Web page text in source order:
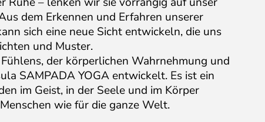
dem Erkennen und Erfahren unserer
sich eine neue Sicht entwickeln, die uns
und Muster.
der körperlichen Wahrnehmung und
SAMPADA YOGA entwickelt. Es ist ein
im Geist, in der Seele und im Körper
wie für die ganze Welt.